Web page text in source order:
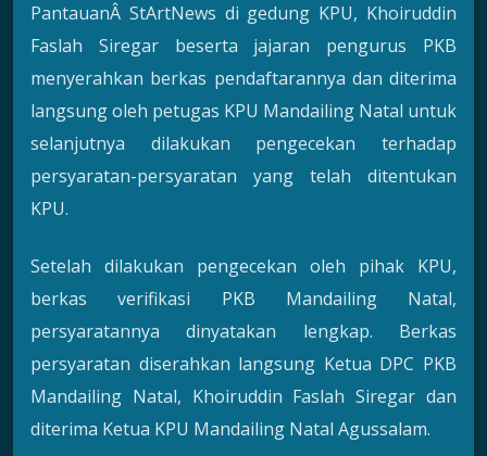
PantauanÂ StArtNews di gedung KPU, Khoiruddin
Faslah Siregar beserta jajaran pengurus PKB
menyerahkan berkas pendaftarannya dan diterima
langsung oleh petugas KPU Mandailing Natal untuk
selanjutnya dilakukan pengecekan terhadap
persyaratan-persyaratan yang telah ditentukan
KPU.
Setelah dilakukan pengecekan oleh pihak KPU,
berkas verifikasi PKB Mandailing Natal,
persyaratannya dinyatakan lengkap. Berkas
persyaratan diserahkan langsung Ketua DPC PKB
Mandailing Natal, Khoiruddin Faslah Siregar dan
diterima Ketua KPU Mandailing Natal Agussalam.